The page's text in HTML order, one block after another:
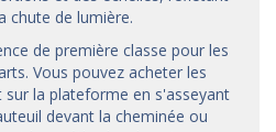
chute de lumière.
de première classe pour les
Vous pouvez acheter les
la plateforme en s'asseyant
devant la cheminée ou